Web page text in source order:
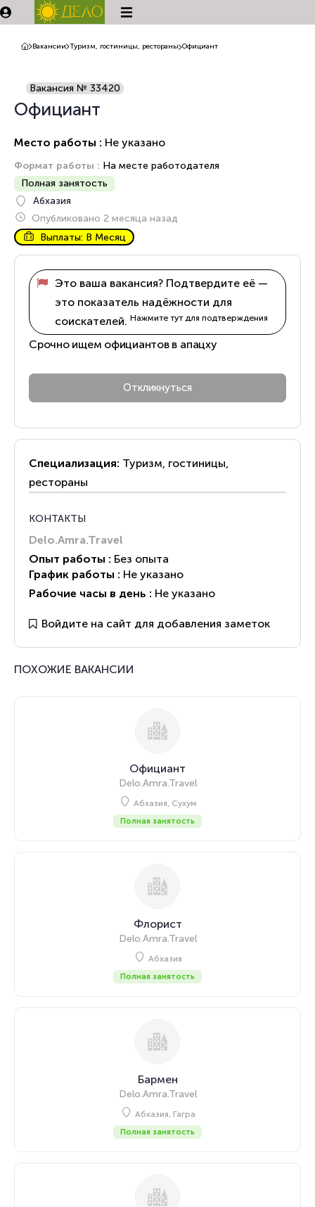
Вакансии Туризм, гостиницы, рестораны Официант
Официант
Место работы : Не указано
Формат работы : На месте работодателя
Полная занятость
Абхазия
Опубликовано 2 месяца назад
Выплаты: В Месяц
Вакансия № 33420
Это ваша вакансия? Подтвердите её —
это показатель надёжности для
соискателей. Нажмите тут для подтверждения
Срочно ищем официантов в апацху
Специализация: Туризм, гостиницы,
рестораны
КОНТАКТЫ
Delo.Amra.Travel
Опыт работы : Без опыта
График работы : Не указано
Рабочие часы в день : Не указано
Войдите на сайт для добавления заметок
ПОХОЖИЕ ВАКАНСИИ
Официант
Delo.Amra.Travel
Абхазия, Сухум
Полная занятость
Флорист
Delo.Amra.Travel
Абхазия
Полная занятость
Бармен
Delo.Amra.Travel
Абхазия, Гагра
Полная занятость